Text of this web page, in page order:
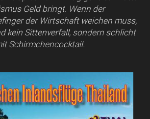
Geld bringt. Wenn der
der Wirtschaft weichen muss,
kein Sittenverfall, sondern schlicht
Schirmchencocktail.